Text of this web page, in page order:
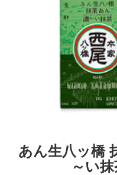
あん生八ッ橋
～い